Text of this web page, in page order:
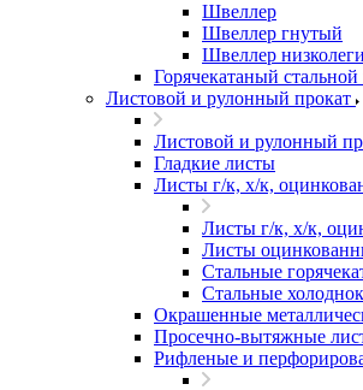
Швеллер
Швеллер гнутый
Швеллер
Горячекатаный
Листовой и рулонный прокат
Листовой и рулонный
Гладкие листы
Листы г/к, х/к,
Листы г/к, х/к,
Листы
Стальные
Стальные
Окрашенные
Просечно-вытяжные
Рифленые и